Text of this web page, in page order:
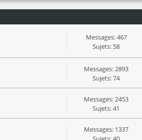
Messages: 467
Sujets: 58
Messages: 2893
Sujets: 74
Messages: 2453
Sujets: 41
Messages: 1337